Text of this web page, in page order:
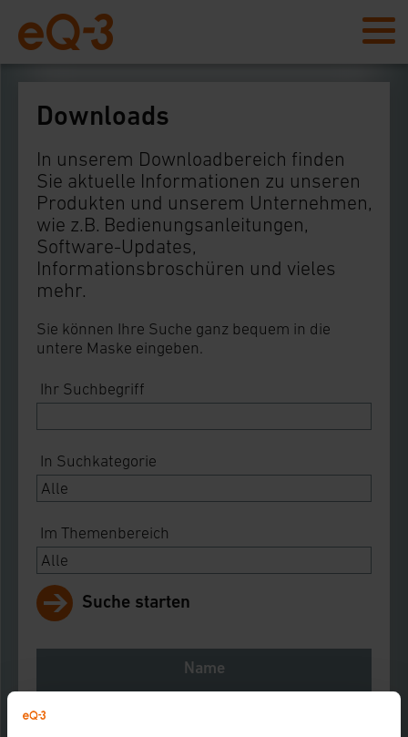
Downloads
In unserem Downloadbereich finden
Sie aktuelle Informationen zu unseren
Produkten und unserem Unternehmen,
wie z.B. Bedienungsanleitungen,
Software-Updates,
Informationsbroschüren und vieles
mehr.
Sie können Ihre Suche ganz bequem in die
untere Maske eingeben.
Ihr Suchbegriff
In Suchkategorie
Im Themenbereich
Suche starten
Name